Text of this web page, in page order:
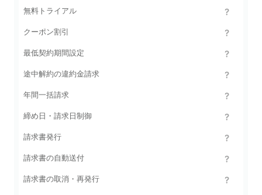
無料トライアル
クーポン割引
最低契約期間設定
途中解約の違約金請求
年間一括請求
締め日・請求日制御
請求書発行
請求書の自動送付
請求書の取消・再発行